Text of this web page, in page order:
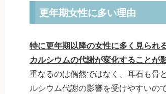
更年期女性に多い理由
特に更年期以降の女性に多く見られ
カルシウムの代謝が変化することが
重なるのは偶然ではなく、耳石も骨
ルシウム代謝の影響を受けやすいの